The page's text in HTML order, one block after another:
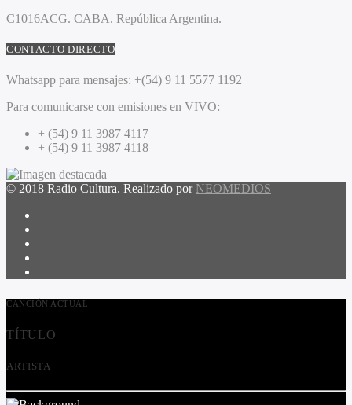
C1016ACG. CABA. República Argentina.
CONTACTO DIRECTO
Whatsapp para mensajes: +(54) 9 11 5577 1192
Para comunicarse con emisiones en VIVO:
+ (54) 9 11 3987 4117
+ (54) 9 11 3987 4118
© 2018 Radio Cultura. Realizado por NEOMEDIOS
CANCIÓN ACTUAL
TÍTULO
ARTISTA